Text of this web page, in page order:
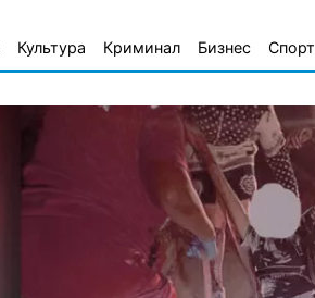
Культура Криминал Бизнес Спорт